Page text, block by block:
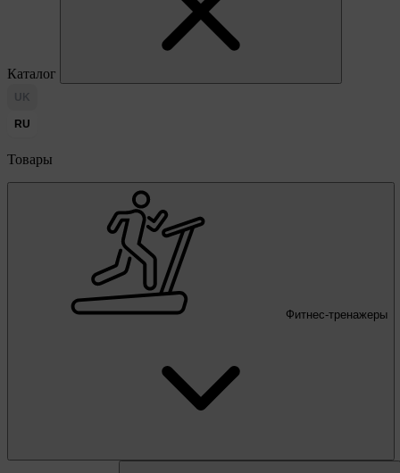
Каталог
UK
RU
Товары
Фитнес-тренажеры